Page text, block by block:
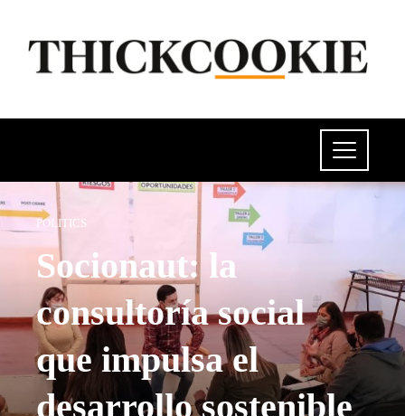
POLITICS
Socionaut: la
consultoría social
que impulsa el
desarrollo sostenible